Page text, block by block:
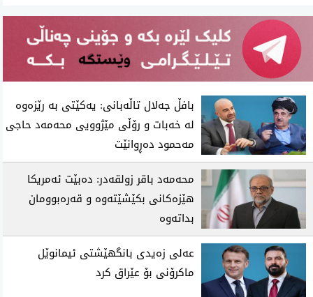
بافڵ جەلال تاڵەبانی: یەکێتی بە رێزەوە
لە خەبات و رۆڵی مێژوویی محەمەد حاجی
مەحمود دەڕوانێت
محەمەد باقر زولقەدر: دەبێت ئەمریکا
هێزەکانی بکێشێتەوە و قەرەبوومان
بداتەوە
عەلی زەیدی بانگهێشتی ئیمانوێل
ماکرۆنی بۆ عێراق کرد